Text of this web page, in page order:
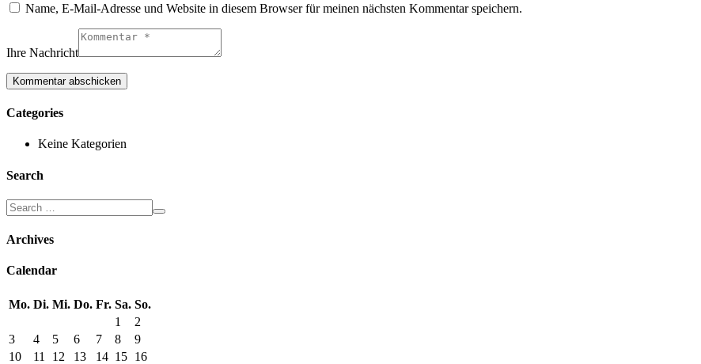
Name, E-Mail-Adresse und Website in diesem Browser für meinen nächsten Kommentar speichern.
Ihre Nachricht
Categories
Keine Kategorien
Search
Archives
Calendar
Mo. Di. Mi. Do. Fr. Sa. So.
1
2
3
4 5 6 7 8
9
10
11 12 13 14 15 16